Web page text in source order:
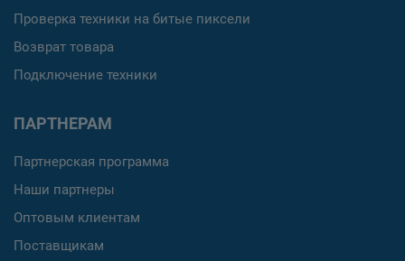
Проверка техники на битые пиксели
Возврат товара
Подключение техники
ПАРТНЕРАМ
Партнерская программа
Наши партнеры
Оптовым клиентам
Поставщикам